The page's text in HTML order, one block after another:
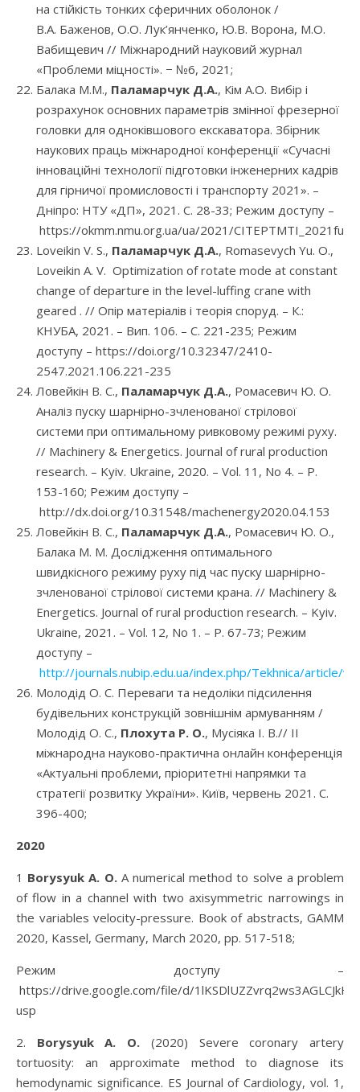
на стійкість тонких сферичних оболонок /
В.А. Баженов, О.О. Лук’янченко, Ю.В. Ворона, М.О.
Вабищевич // Міжнародний науковий журнал
«Проблеми міцності». − №6, 2021;
Балака М.М., Паламарчук Д.А., Кім А.О. Вибір і
розрахунок основних параметрів змінної фрезерної
головки для одноківшового екскаватора. Збірник
наукових праць міжнародної конференції «Сучасні
інноваційні технології підготовки інженерних кадрів
для гірничої промисловості і транспорту 2021». –
Дніпро: НТУ «ДП», 2021. С. 28-33; Режим доступу –
https://okmm.nmu.org.ua/ua/2021/
Loveikin V. S., Паламарчук Д.А., Romasevych Yu. O.,
Loveikin A. V. Optimization of rotate mode at constant
change of departure in the level-luffing crane with
geared . // Опір матеріалів і теорія споруд. – К.:
КНУБА, 2021. – Вип. 106. – С. 221-235; Режим
доступу – https://doi.org/10.32347/2410-
2547.2021.106.221-235
Ловейкін В. С., Паламарчук Д.А., Ромасевич Ю. О.
Аналіз пуску шарнірно-зчленованої стрілової
системи при оптимальному ривковому режимі руху.
// Machinery & Energetics. Journal of rural production
research. – Kyiv. Ukraine, 2020. – Vol. 11, No 4. – P.
153-160; Режим доступу –
http://dx.doi.org/10.31548/machenergy2020.04.153
Ловейкін В. С., Паламарчук Д.А., Ромасевич Ю. О.,
Балака М. М. Дослідження оптимального
швидкісного режиму руху під час пуску шарнірно-
зчленованої стрілової системи крана. // Machinery &
Energetics. Journal of rural production research. – Kyiv.
Ukraine, 2021. – Vol. 12, No 1. – P. 67-73; Режим
доступу –
http://journals.nubip.edu.ua/index.php/Tekhnica/article/
Молодід О. С. Переваги та недоліки підсилення
будівельних конструкцій зовнішнім армуванням /
Молодід О. С., Плохута Р. О., Мусіяка І. В.// ІІ
міжнародна науково-практична онлайн конференція
«Актуальні проблеми, пріоритетні напрямки та
стратегії розвитку України». Київ, червень 2021. С.
396-400;
2020
1 Borysyuk A. O.A numerical method to solve a problem
of flow in a channel with two axisymmetric narrowings in
the variables velocity-pressure. Book of abstracts, GAMM
2020, Kassel, Germany, March 2020, pp. 517-518;
Режим доступу –
https://drive.google.com/file/d/
usp
2. Borysyuk A. O. (2020) Severe coronary artery
tortuosity: an approximate method to diagnose its
hemodynamic significance. ES Journal of Cardiology, vol. 1,